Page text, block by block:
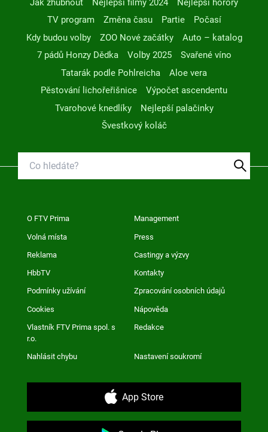
Jak zhubnout Nejlepší filmy 2024
Nejlepší horory
TV program
Změna času Partie
Počasí
Kdy budou volby
ZOO Nové začátky
Auto – katalog
7 pádů Honzy Dědka
Volby 2025
Svařené víno
Tatarák podle Pohlreicha
Aloe vera
Pěstování lichořeřišnice
Výpočet ascendentu
Tvarohové knedlíky
Nejlepší palačinky
Švestkový koláč
O FTV Prima Management
Volná místa Press
Reklama Castingy a výzvy
HbbTV Kontakty
Podmínky užívání Zpracování osobních údajů
Cookies Nápověda
Vlastník FTV Prima spol. s
r.o.
Redakce
Nahlásit chybu Nastavení soukromí
App Store